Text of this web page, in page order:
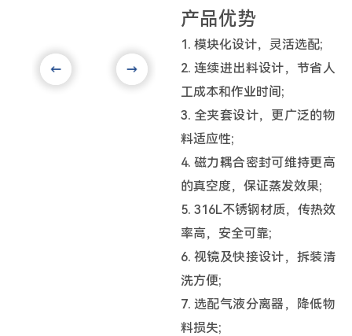
产品优势
1. 模块化设计，灵活选配;
2. 连续进出料设计，节省人
工成本和作业时间;
3. 全夹套设计，更广泛的物
料适应性;
4. 磁力耦合密封可维持更高
的真空度，保证蒸发效果;
5. 316L不锈钢材质，传热效
率高，安全可靠;
6. 视镜及快接设计，拆装清
洗方便;
7. 选配气液分离器，降低物
料损失;